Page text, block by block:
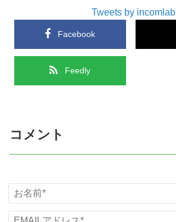
Tweets by incomlab
Facebook
Feedly
コメント